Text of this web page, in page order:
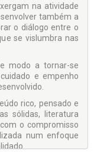
na atividade
também a
o diálogo entre o
se vislumbra nas
modo a tornar-se
e empenho
rico, pensado e
sólidas, literatura
o compromisso
num enfoque